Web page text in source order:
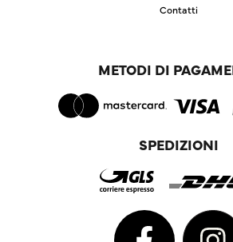
Contatti
METODI DI
SPEDIZIONI